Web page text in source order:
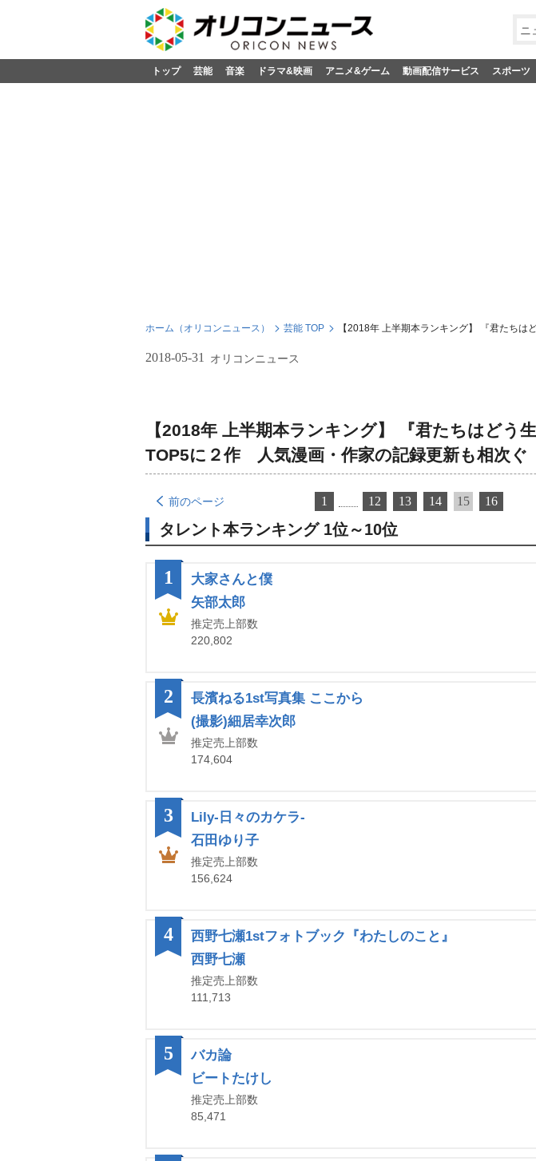
ニ
トップ 芸能 音楽 ドラマ&映画 アニメ&ゲーム 動画配信サービス スポーツ
ホーム（オリコンニュース） 芸能 TOP 【2018年 上半期本ランキング】 『君たち
2018-05-31 オリコンニュース
【2018年 上半期本ランキング】 『君たちはどう
TOP5に２作 人気漫画・作家の記録更新も相次ぐ
前のページ 1 12 13 14 15 16
タレント本ランキング 1位～10位
大家さんと僕
矢部太郎
推定売上部数
220,802
1
長濱ねる1st写真集 ここから
(撮影)細居幸次郎
推定売上部数
174,604
2
Lily-日々のカケラ-
石田ゆり子
推定売上部数
156,624
3
西野七瀬1stフォトブック『わたしのこと』
西野七瀬
推定売上部数
111,713
4
バカ論
ビートたけし
推定売上部数
85,471
5